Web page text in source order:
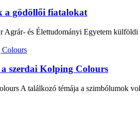
a gödöllői fiatalokat
Agrár- és Élettudományi Egyetem
szerdai Kolping Colours
A találkozó témája a szimbólumok